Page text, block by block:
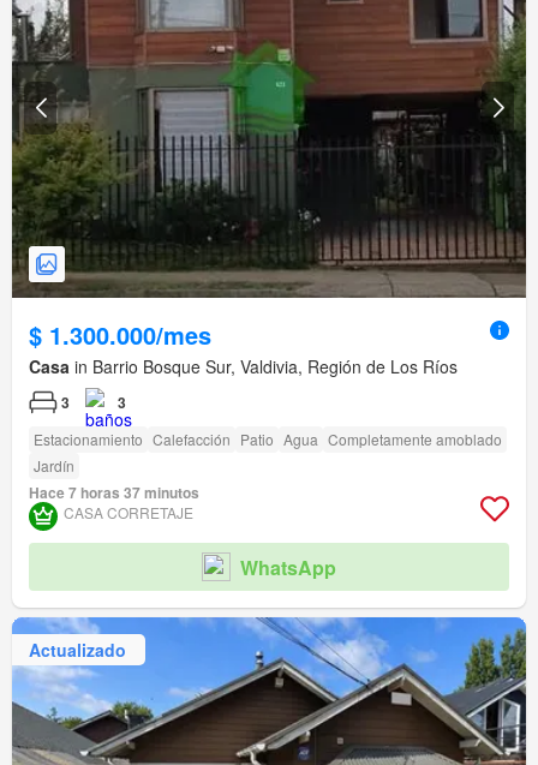
$ 1.300.000/mes
Casa in Barrio Bosque Sur, Valdivia, Región de Los Ríos
3 3
Estacionamiento Calefacción Patio Agua Completamente amoblado
Jardín
Hace 7 horas 37 minutos
CASA CORRETAJE
WhatsApp
Actualizado